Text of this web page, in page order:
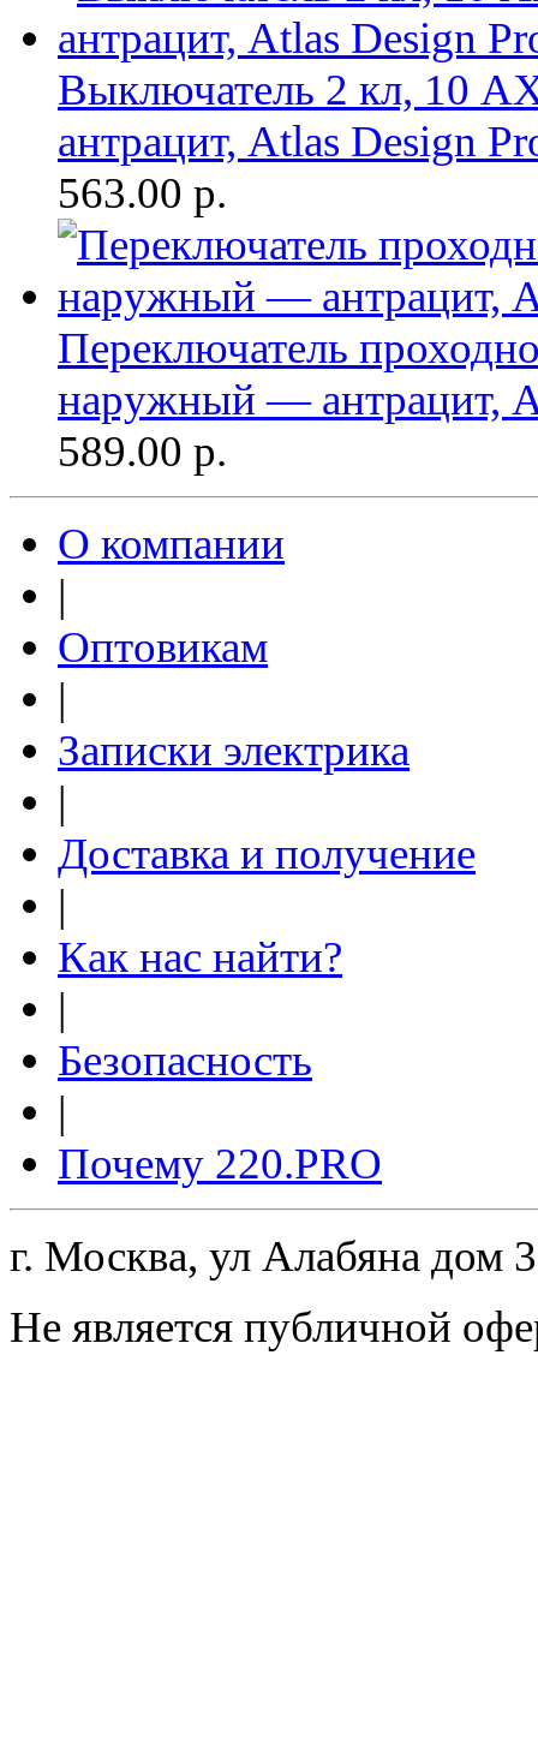
Выключатель 2 кл, 10
антрацит, Atlas Design
563.00 р.
Переключатель
наружный — антрацит,
589.00 р.
О компании
|
Оптовикам
|
Записки электрика
|
Доставка и получение
|
Как нас найти?
|
Безопасность
|
Почему 220.PRO
г. Москва, ул Алабяна дом
Не является публичной